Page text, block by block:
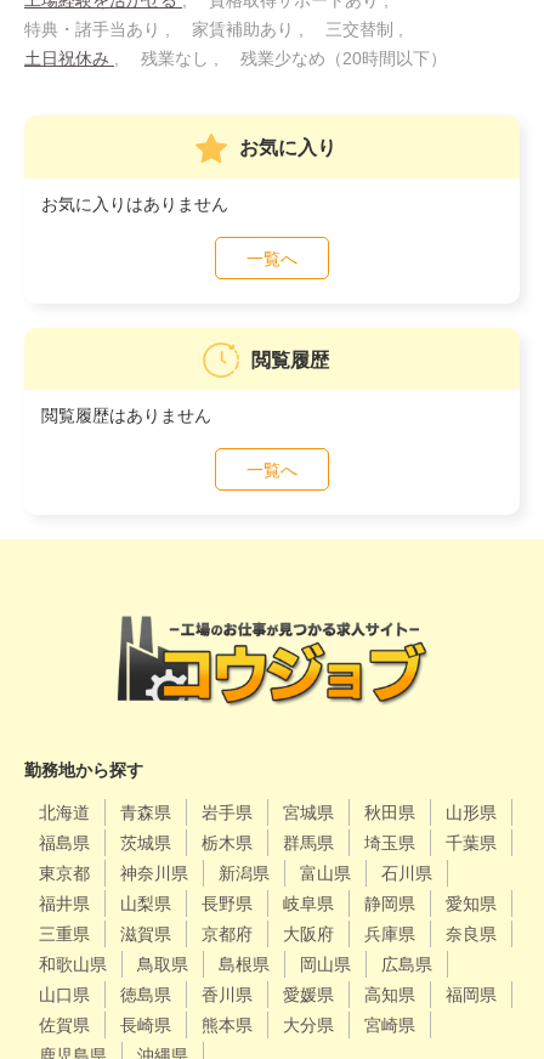
特典・諸手当あり
家賃補助あり
三交替制
土日祝休み
残業なし 残業少なめ（20時間以下）
お気に入り
お気に入りはありません
一覧へ
閲覧履歴
閲覧履歴はありません
一覧へ
勤務地から探す
北海道 青森県 岩手県 宮城県 秋田県
山形県
福島県
茨城県 栃木県 群馬県 埼玉県
千葉県
東京都
神奈川県 新潟県 富山県
石川県
福井県
山梨県 長野県 岐阜県 静岡県
愛知県
三重県
滋賀県 京都府 大阪府 兵庫県
奈良県
和歌山県
鳥取県 島根県 岡山県
広島県
山口県
徳島県 香川県 愛媛県 高知県
福岡県
佐賀県
長崎県 熊本県 大分県
宮崎県